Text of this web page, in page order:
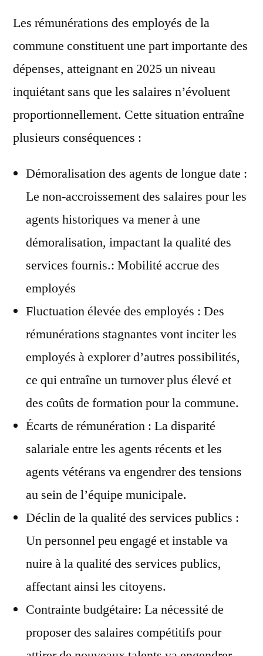
Les rémunérations des employés de la
commune constituent une part importante des
dépenses, atteignant en 2025 un niveau
inquiétant sans que les salaires n’évoluent
proportionnellement. Cette situation entraîne
plusieurs conséquences :
Démoralisation des agents de longue date :
Le non-accroissement des salaires pour les
agents historiques va mener à une
démoralisation, impactant la qualité des
services fournis.: Mobilité accrue des
employés
Fluctuation élevée des employés : Des
rémunérations stagnantes vont inciter les
employés à explorer d’autres possibilités,
ce qui entraîne un turnover plus élevé et
des coûts de formation pour la commune.
Écarts de rémunération : La disparité
salariale entre les agents récents et les
agents vétérans va engendrer des tensions
au sein de l’équipe municipale.
Déclin de la qualité des services publics :
Un personnel peu engagé et instable va
nuire à la qualité des services publics,
affectant ainsi les citoyens.
Contrainte budgétaire: La nécessité de
proposer des salaires compétitifs pour